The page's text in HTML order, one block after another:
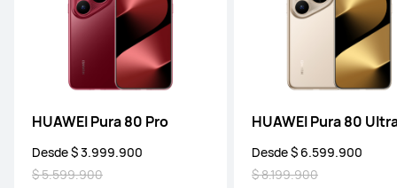
HUAWEI Pura 80 Pro
Desde $ 3.999.900
$ 5.599.900
HUAWEI Pura 80
Desde $ 6.599.900
$ 8.199.900